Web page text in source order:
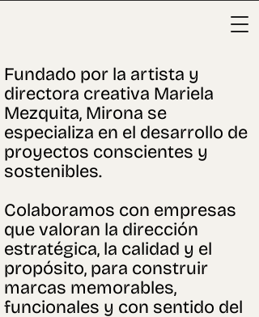
Fundado por la artista y
directora creativa Mariela
Mezquita, Mirona se
especializa en el desarrollo de
proyectos conscientes y
sostenibles.
Colaboramos con empresas
que valoran la dirección
estratégica, la calidad y el
propósito, para construir
marcas memorables,
funcionales y con sentido del